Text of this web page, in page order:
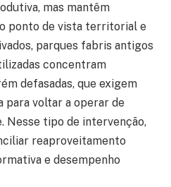
mas mantêm
ponto de vista territorial e
parques fabris antigos
concentram
defasadas, que exigem
para voltar a operar de
Nesse tipo de intervenção,
reaproveitamento
e desempenho